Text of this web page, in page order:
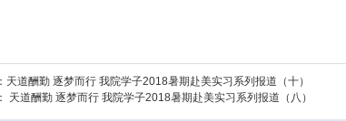
天道酬勤 逐梦而行 我院学子2018暑期赴美实习系列报道（十）
天道酬勤 逐梦而行 我院学子2018暑期赴美实习系列报道（八）